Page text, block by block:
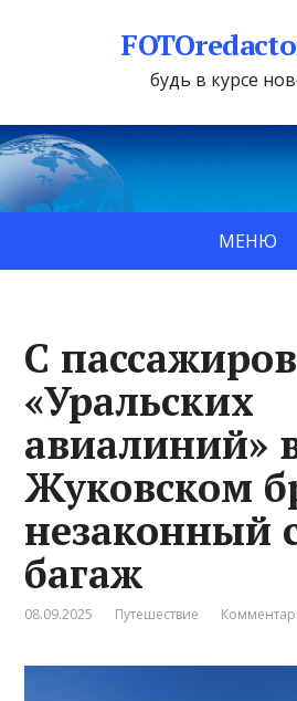
будь в курсе
МЕНЮ
С пассажиров
«Уральских
авиалиний»
Жуковском
незаконный
багаж
08.09.2025 Путешествие